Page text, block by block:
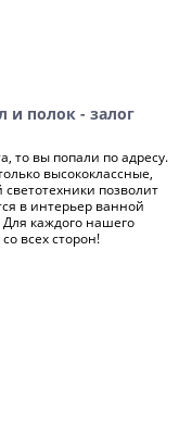
и полок - залог
то вы попали по адресу.
высококлассные,
позволит
в интерьер ванной
каждого нашего
всех сторон!